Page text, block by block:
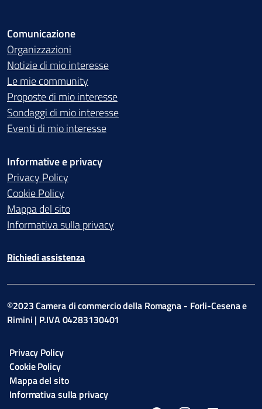
Comunicazione
Organizzazioni
Notizie di mio interesse
Le mie community
Proposte di mio interesse
Sondaggi di mio interesse
Eventi di mio interesse
Informative e privacy
Privacy Policy
Cookie Policy
Mappa del sito
Informativa sulla privacy
Richiedi assistenza
©2023 Camera di commercio della Romagna - Forli-Cesena e
Rimini | P.IVA 04283130401
Privacy Policy
Cookie Policy
Mappa del sito
Informativa sulla privacy